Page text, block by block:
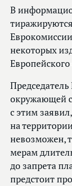
В
некоторых
окружающей
с этим
на
невозможен,
мерам
до запрета
предстоит